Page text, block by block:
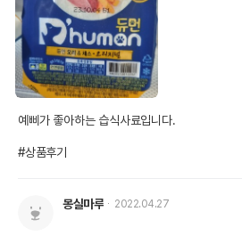
예삐가 좋아하는 습식사료입니다.
#상품후기
몽실마루 2022.04.27